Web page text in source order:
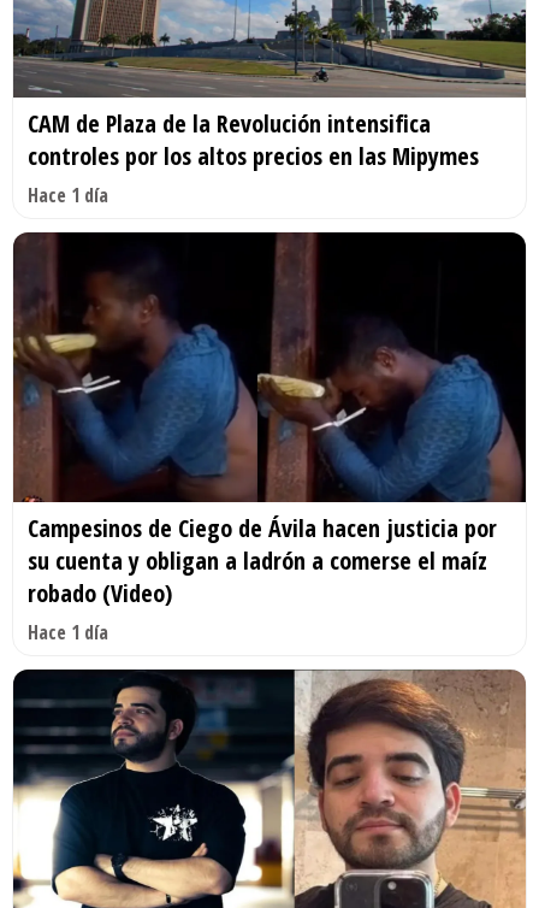
CAM de Plaza de la Revolución intensifica
controles por los altos precios en las Mipymes
Hace 1 día
Campesinos de Ciego de Ávila hacen justicia por
su cuenta y obligan a ladrón a comerse el maíz
robado (Video)
Hace 1 día